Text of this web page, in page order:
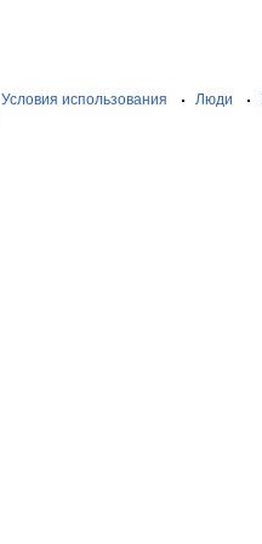
Условия использования Люди